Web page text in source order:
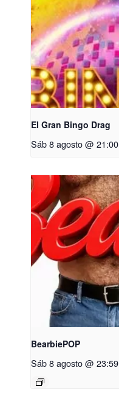
El Gran Bingo Drag
Sáb 8 agosto @ 21:00
BearbiePOP
Sáb 8 agosto @ 23:59